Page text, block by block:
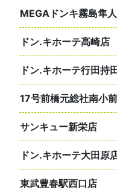
MEGAドンキ霧島隼
ドン.キホーテ高崎店
ドン.キホーテ行田持
17号前橋元総社南小
サンキュー新栄店
ドン.キホーテ大田原
東武豊春駅西口店